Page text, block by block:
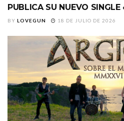
PUBLICA SU NUEVO
BY LOVEGUN 18 DE JULIO DE 2026